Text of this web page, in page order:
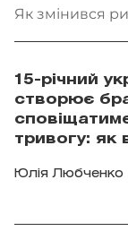
Як змінився
15-річний
створює
тривогу: як
Юлія Любченко